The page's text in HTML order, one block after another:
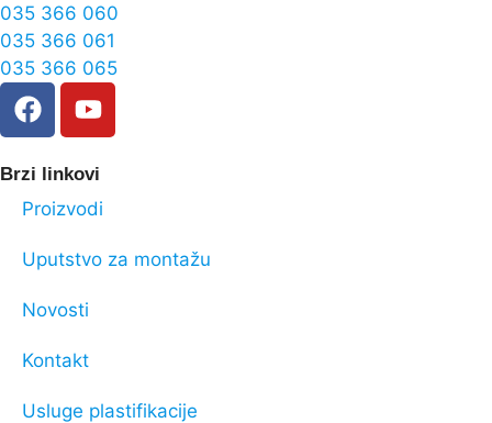
035 366 060
035 366 061
035 366 065
Brzi linkovi
Proizvodi
Uputstvo za montažu
Novosti
Kontakt
Usluge plastifikacije